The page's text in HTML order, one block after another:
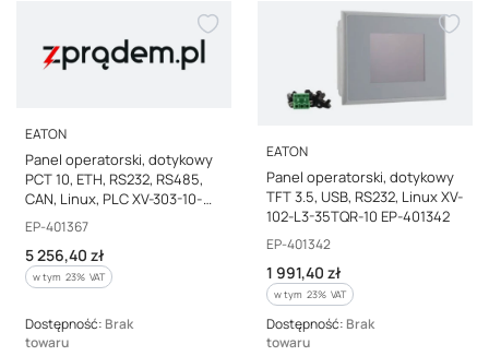
PRODUCENT
EATON
Panel operatorski, dotykowy
PCT 10, ETH, RS232, RS485,
CAN, Linux, PLC XV-303-10-
B00-A00-2C EP-401367
Kod producenta
EP-401367
Cena brutto
5 256,40 zł
w tym %s VAT
w tym 23% VAT
Dostępność: Brak
towaru
PRODUCENT
EATON
Panel operatorski, dotykowy
TFT 3.5, USB, RS232, Linux XV-
102-L3-35TQR-10 EP-401342
Kod producenta
EP-401342
Cena brutto
1 991,40 zł
w tym %s VAT
w tym 23% VAT
Dostępność: Brak
towaru